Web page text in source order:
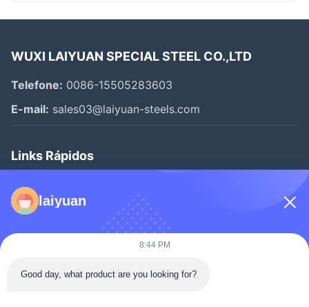
WUXI LAIYUAN SPECIAL STEEL CO.,LTD
Telefone: 0086-15505283603
E-mail: sales03@laiyuan-steels.com
Links Rápidos
Para Casa
Produtos
Vídeos
Visita À Fábrica
laiyuan
8:44 PM
Good day, what product are you looking for?